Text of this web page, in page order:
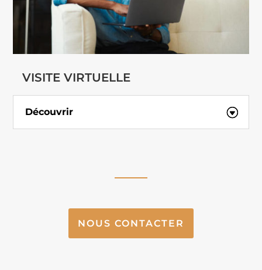
VISITE VIRTUELLE
Découvrir
NOUS CONTACTER